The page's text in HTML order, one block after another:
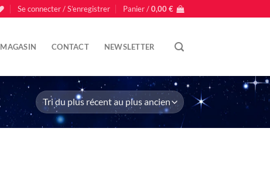
Se connecter / S’enregistrer Panier /0,00€
MAGASIN CONTACT NEWSLETTER